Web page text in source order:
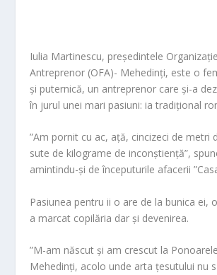
Iulia Martinescu, președintele
Antreprenor (OFA)- Mehedinți, este o
și puternică, un antreprenor care și-a
în jurul unei mari pasiuni: ia tradițional
”Am pornit cu ac, ață, cincizeci de metri
sute de kilograme de inconștiență”,
amintindu-și de începuturile afacerii
Pasiunea pentru ii o are de la bunica ei,
a marcat copilăria dar și devenirea.
”M-am născut și am crescut la
Mehedinți, acolo unde arta țesutului nu